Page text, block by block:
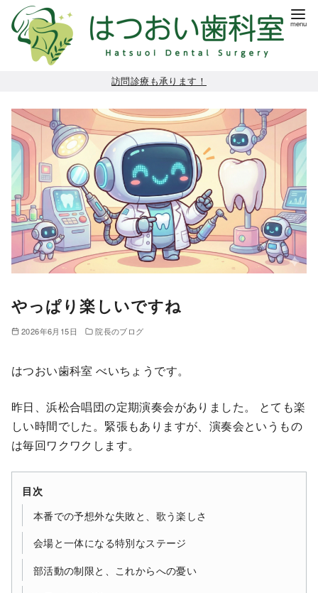
訪問診療も承ります！
やっぱり楽しいですね
2026年6月15日 院長のブログ
はつおい歯科室 べいちょうです。
昨日、浜松合唱団の定期演奏会がありました。 とても楽
しい時間でした。緊張もありますが、演奏会というもの
は毎回ワクワクします。
目次
本番での予想外な失敗と、歌う楽しさ
会場と一体になる特別なステージ
部活動の制限と、これからへの憂い